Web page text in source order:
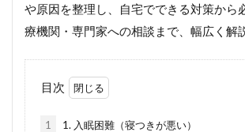
や原因を整理し、自宅でできる対策から
療機関・専門家への相談まで、幅広く解
目次
1 1. 入眠困難（寝つきが悪い）